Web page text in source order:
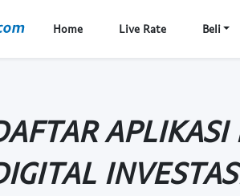
Home Live Rate Beli
APLIKASI